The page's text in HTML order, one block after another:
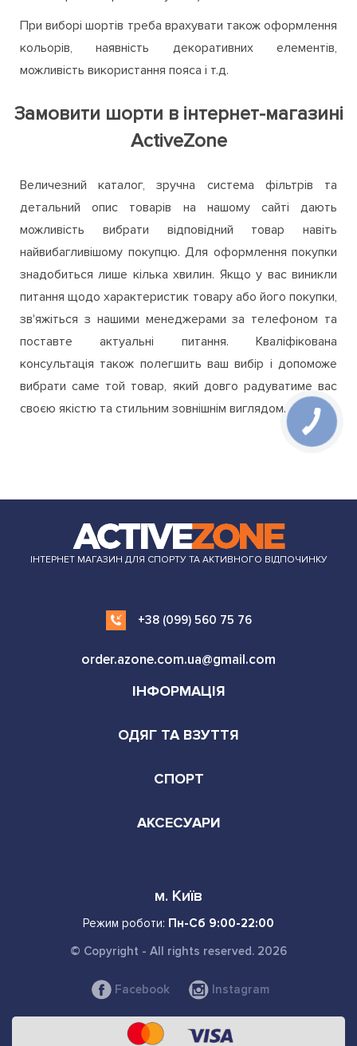
При виборі шортів треба врахувати також оформлення
кольорів, наявність декоративних елементів,
можливість використання пояса і т.д.
Замовити шорти в інтернет-магазині
ActiveZone
Величезний каталог, зручна система фільтрів та
детальний опис товарів на нашому сайті дають
можливість вибрати відповідний товар навіть
найвибагливішому покупцю. Для оформлення покупки
знадобиться лише кілька хвилин. Якщо у вас виникли
питання щодо характеристик товару або його покупки,
зв'яжіться з нашими менеджерами за телефоном та
поставте актуальні питання. Кваліфікована
консультація також полегшить ваш вибір і допоможе
вибрати саме той товар, який довго радуватиме вас
своєю якістю та стильним зовнішнім виглядом.
ІНТЕРНЕТ МАГАЗИН ДЛЯ СПОРТУ ТА АКТИВНОГО ВІДПОЧИНКУ
+38 (099) 560 75 76
order.azone.com.ua@gmail.com
ІНФОРМАЦІЯ
ОДЯГ ТА ВЗУТТЯ
СПОРТ
АКСЕСУАРИ
м. Київ
Режим роботи: Пн-Сб 9:00-22:00
© Copyright - All rights reserved. 2026
Facebook Instagram